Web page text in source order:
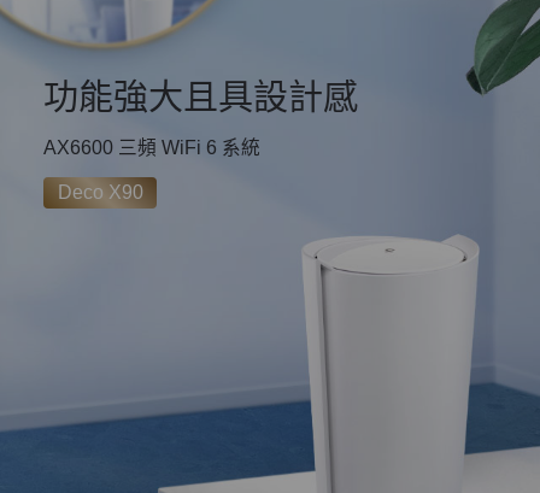
功能強大且具設計感
AX6600 三頻 WiFi 6 系統
Deco X90